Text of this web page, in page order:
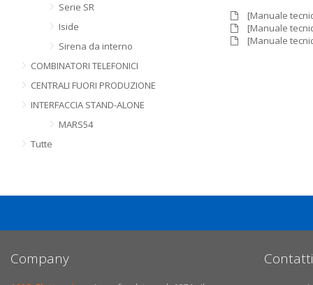
Serie SR
Iside
Sirena da interno
COMBINATORI TELEFONICI
CENTRALI FUORI PRODUZIONE
INTERFACCIA STAND-ALONE
MARS54
Tutte
[Manuale
[Manuale
[Manuale
Company Contatti